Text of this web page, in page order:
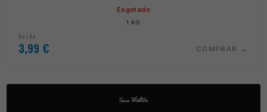
Esgotado
1 KG
Desde
3,99 € COMPRAR